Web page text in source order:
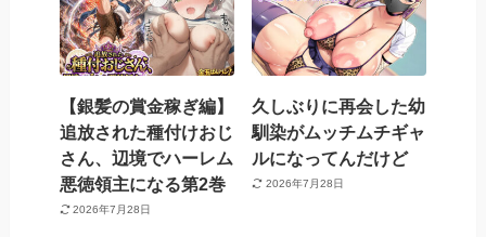
【銀髪の賞金稼ぎ編】
追放された種付けおじ
さん、辺境でハーレム
悪徳領主になる第2巻
2026年7月28日
久しぶりに再会した幼
馴染がムッチムチギャ
ルになってんだけど
2026年7月28日